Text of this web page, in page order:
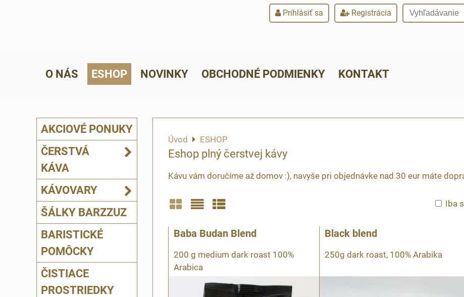
Prihlásiť sa Registrácia
O NÁS ESHOP NOVINKY OBCHODNÉ PODMIENKY KONTAKT
Úvod ESHOP
Eshop plný čerstvej kávy
Kávu vám doručíme až domov :), navyše pri objednávke nad 30 eur máte
Mriežka
Iba
Baba Budan Blend
200 g medium dark roast 100%
Arabica
Black blend
250g dark roast, 100% Arabika
AKCIOVÉ PONUKY
ČERSTVÁ
KÁVA
KÁVOVARY
ŠÁLKY BARZZUZ
BARISTICKÉ
POMÔCKY
ČISTIACE
PROSTRIEDKY